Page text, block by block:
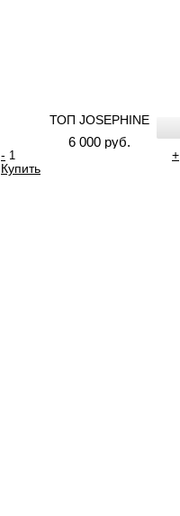
ТОП JOSEPHINE
6 000 руб.
-
+
Купить